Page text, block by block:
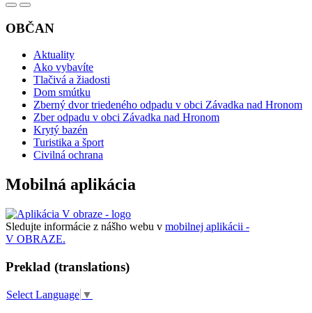
OBČAN
Aktuality
Ako vybavíte
Tlačivá a žiadosti
Dom smútku
Zberný dvor triedeného odpadu v obci Závadka nad Hronom
Zber odpadu v obci Závadka nad Hronom
Krytý bazén
Turistika a šport
Civilná ochrana
Mobilná aplikácia
Sledujte informácie z nášho webu v mobilnej aplikácii -
V OBRAZE.
Preklad (translations)
Select Language ▼